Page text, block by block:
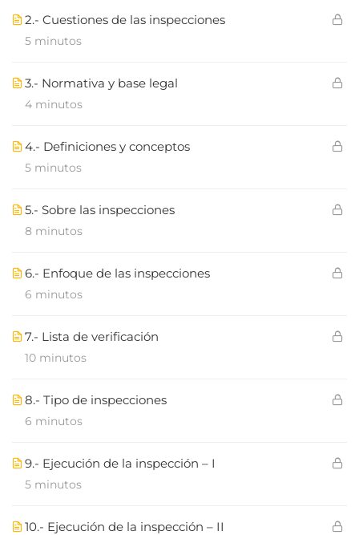
2.- Cuestiones de las inspecciones
5 minutos
3.- Normativa y base legal
4 minutos
4.- Definiciones y conceptos
5 minutos
5.- Sobre las inspecciones
8 minutos
6.- Enfoque de las inspecciones
6 minutos
7.- Lista de verificación
10 minutos
8.- Tipo de inspecciones
6 minutos
9.- Ejecución de la inspección – I
5 minutos
10.- Ejecución de la inspección – II